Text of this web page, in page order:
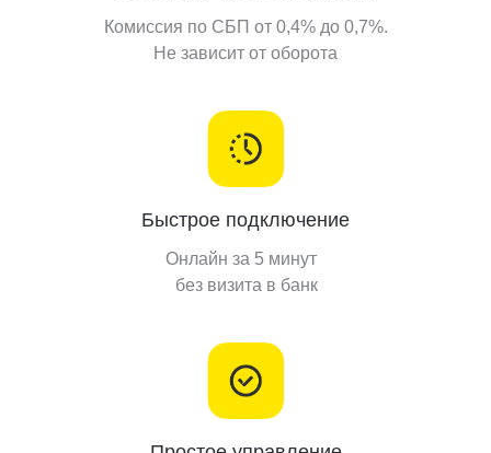
Быстрое подключение
Онлайн за 5 минут
без визита в банк
Комиссия по СБП от 0,4% до 0,7%.
Не зависит от оборота